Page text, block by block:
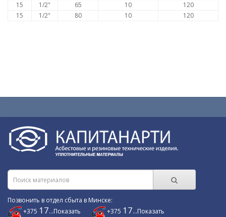
15
1/2" 65 10
120
15
1/2" 80 10 120
Позвонить в отдел сбыта в Минске:
+375 17...Показать
+375 17...Показать